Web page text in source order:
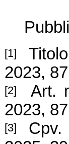
[1]
2023,
[2]
Art.
2023,
[3]
Cpv.